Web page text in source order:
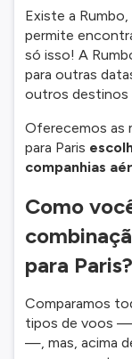
Existe a
permite
só isso! A
para outras
outros destinos
Oferecemos as
para Paris
companhias
Como
para Paris?
Comparamos
tipos de voos —
—, mas, acima